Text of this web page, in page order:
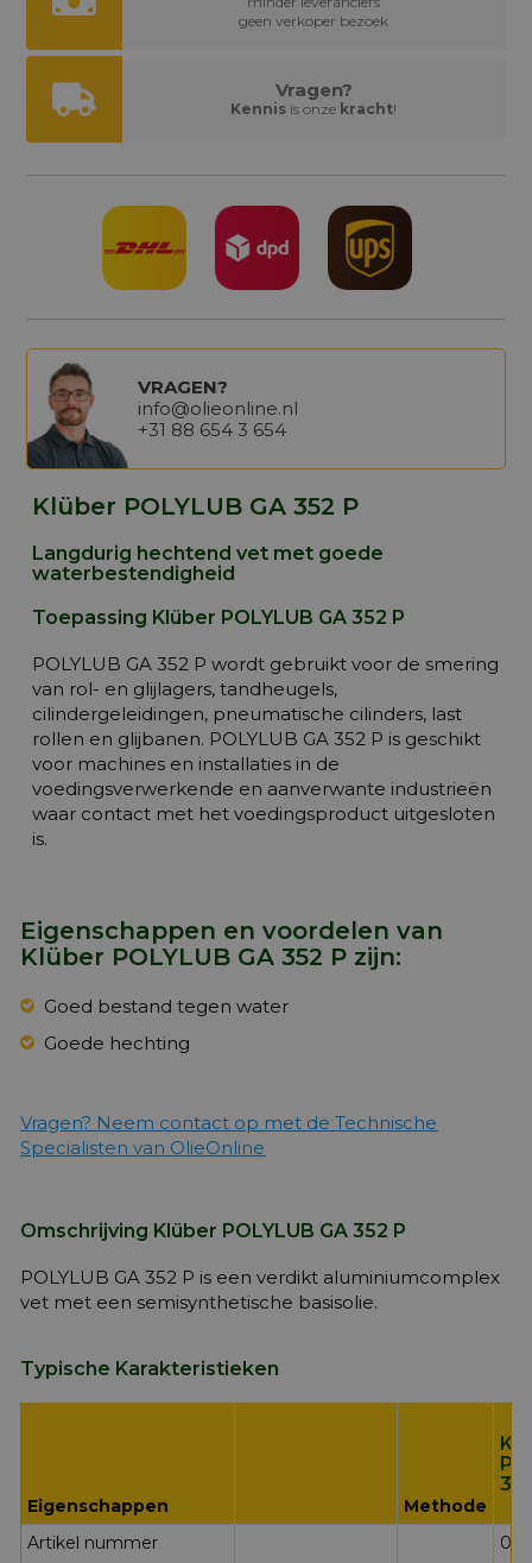
geen verkoper bezoek
Vragen?
Kennis is onze kracht!
VRAGEN?
info@olieonline.nl
+31 88 654 3 654
Klüber POLYLUB GA 352 P
Langdurig hechtend vet met goede
waterbestendigheid
Toepassing Klüber POLYLUB GA 352 P
POLYLUB GA 352 P wordt gebruikt voor de smering
van rol- en glijlagers, tandheugels,
cilindergeleidingen, pneumatische cilinders, last
rollen en glijbanen. POLYLUB GA 352 P is geschikt
voor machines en installaties in de
voedingsverwerkende en aanverwante industrieën
waar contact met het voedingsproduct uitgesloten
is.
Eigenschappen en voordelen van
Klüber POLYLUB GA 352 P zijn:
Goed bestand tegen water
Goede hechting
Vragen? Neem contact op met de Technische
Specialisten van OlieOnline
Omschrijving Klüber POLYLUB GA 352 P
POLYLUB GA 352 P is een verdikt aluminiumcomplex
vet met een semisynthetische basisolie.
Typische Karakteristieken
Eigenschappen Methode
Artikel nummer